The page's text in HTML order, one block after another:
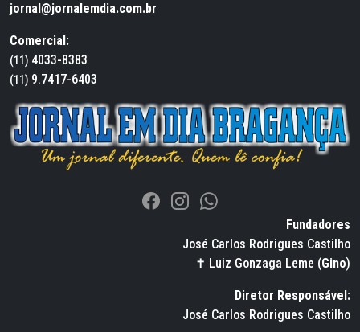
jornal@jornalemdia.com.br
Comercial:
(11) 4033-8383
(11) 9.7417-6403
Fundadores
José Carlos Rodrigues Castilho
✝ Luiz Gonzaga Leme (Gino)
Diretor Responsável:
José Carlos Rodrigues Castilho